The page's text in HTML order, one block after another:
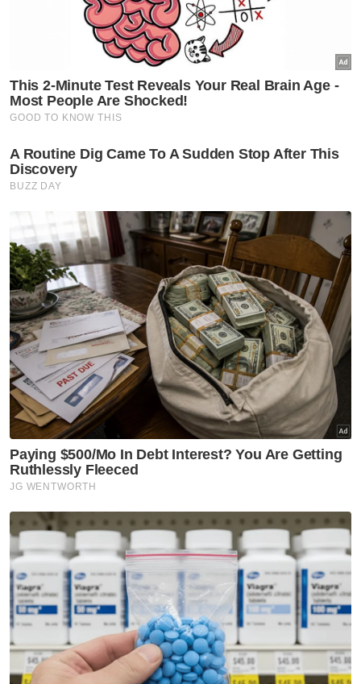
ditakdirkan untuk memiliki trofi itu.
Namun kegagalan menjulang Piala Dunia
tidak sedikit pun memadamkan legasi
Ronaldo. Beliau sudah membuktikan dirinya
sebagai antara pemain terbaik sepanjang
zaman menerusi disiplin, ketekunan dan
keinginan untuk terus bersaing di tahap
tertinggi walaupun usia semakin meningkat.
Berita Telus & Tulus menerusi E-Mel setiap
hari!
Sebab itu, setiap kali namanya menjadi
sebutan, perdebatan tidak pernah berhenti.
Ada yang terus mengejeknya sebagai
Penaldo, manakala peminat setia pula tetap
memanggilnya Abang Do dengan penuh